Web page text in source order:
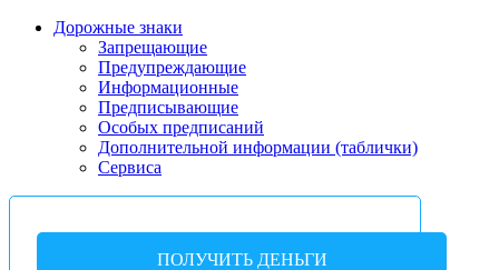
Дорожные знаки
Запрещающие
Предупреждающие
Информационные
Предписывающие
Особых предписаний
Дополнительной информации (таблички)
Сервиса
ПОЛУЧИТЬ ДЕНЬГИ